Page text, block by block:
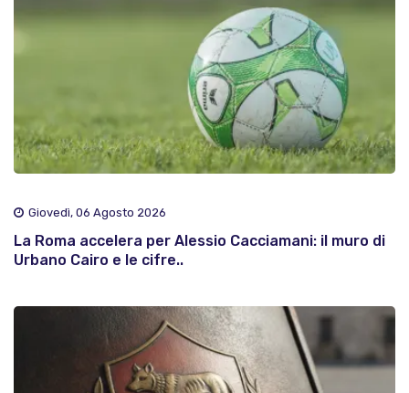
Giovedì, 06 Agosto 2026
La Roma accelera per Alessio Cacciamani: il muro di
Urbano Cairo e le cifre..